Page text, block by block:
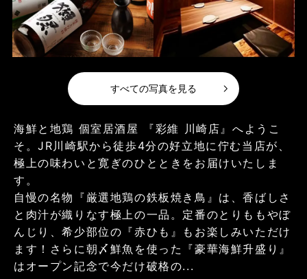
すべての写真を見る
海鮮と地鶏 個室居酒屋 『彩維 川崎店』へようこ
そ。JR川崎駅から徒歩4分の好立地に佇む当店が、
極上の味わいと寛ぎのひとときをお届けいたしま
す。
自慢の名物『厳選地鶏の鉄板焼き鳥』は、香ばしさ
と肉汁が織りなす極上の一品。定番のとりももやぼ
んじり、希少部位の『赤ひも』もお楽しみいただけ
ます！さらに朝〆鮮魚を使った『豪華海鮮升盛り』
はオープン記念で今だけ破格の...